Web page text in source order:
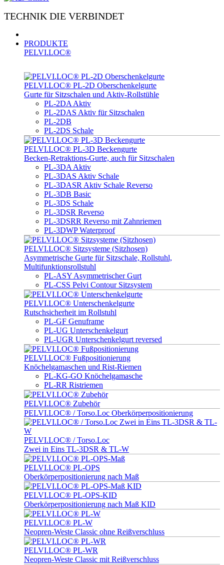
TECHNIK DIE VERBINDET
PRODUKTE
PELVI.LOC®
PELVI.LOC® PL-­2D Oberschenkelgurte
Gurte für Sitzschalen und Aktiv-Rollstühle
PL-2DA Aktiv
PL-2DAS Aktiv für Sitzschalen
PL-2DB
PL-2DS Schale
PELVI.LOC® PL-3D Beckengurte
Becken-Retraktions-Gurte, auch für Sitzschalen
PL-3DA Aktiv
PL-3DAS Aktiv Schale
PL-3DASR Aktiv Schale Reverso
PL-3DB Basic
PL-3DS Schale
PL-3DSR Reverso
PL-3DSRR Reverso mit Zahnriemen
PL-3DWP Waterproof
PELVI.LOC® Sitzsysteme (Sitzhosen)
Asymmetrische Gurte für Sitzschale, Rollstuhl,
Multifunktionsrollstuhl
PL-ASY Asymmetrischer Gurt
PL-CSS Pelvi Contour Sitzsystem
PELVI.LOC® Unterschenkelgurte
Rutschsicherheit im Rollstuhl
PL-GF Genuframe
PL-UG Unterschenkelgurt
PL-UGR Unterschenkelgurt reversed
PELVI.LOC® Fußpositionierung
Knöchelgamaschen und Rist-Riemen
PL-KG-GO Knöchelgamasche
PL-RR Ristriemen
PELVI.LOC® Zubehör
PELVI.LOC® / Torso.Loc Oberkörperpositionierung
PELVI.LOC® / Torso.Loc
Zwei in Eins TL-3DSR & TL-W
PELVI.LOC® PL-OPS
Oberkörperpositionierung nach Maß
PELVI.LOC® PL-OPS-KID
Oberkörperpositionierung nach Maß KID
PELVI.LOC® PL-W
Neopren-Weste Classic ohne Reißverschluss
PELVI.LOC® PL-WR
Neopren-Weste Classic mit Reißverschluss